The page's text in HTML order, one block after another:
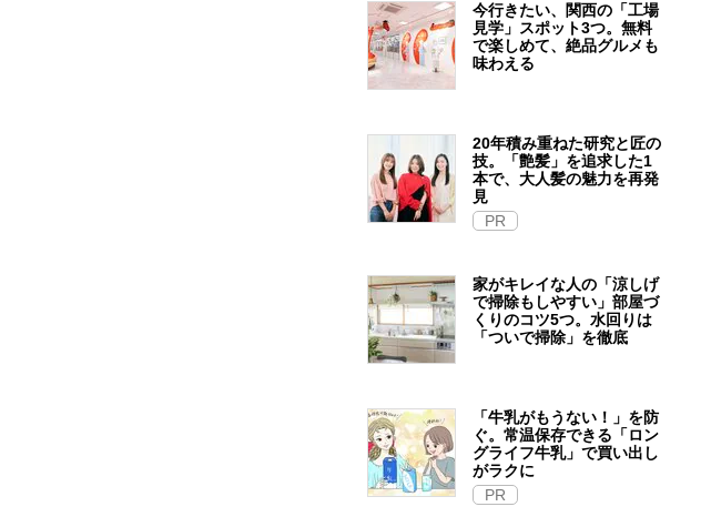
今行きたい、関西の「工場
見学」スポット3つ。無料
で楽しめて、絶品グルメも
味わえる
20年積み重ねた研究と匠の
技。「艶髪」を追求した1
本で、大人髪の魅力を再発
見
PR
家がキレイな人の「涼しげ
で掃除もしやすい」部屋づ
くりのコツ5つ。水回りは
「ついで掃除」を徹底
「牛乳がもうない！」を防
ぐ。常温保存できる「ロン
グライフ牛乳」で買い出し
がラクに
PR